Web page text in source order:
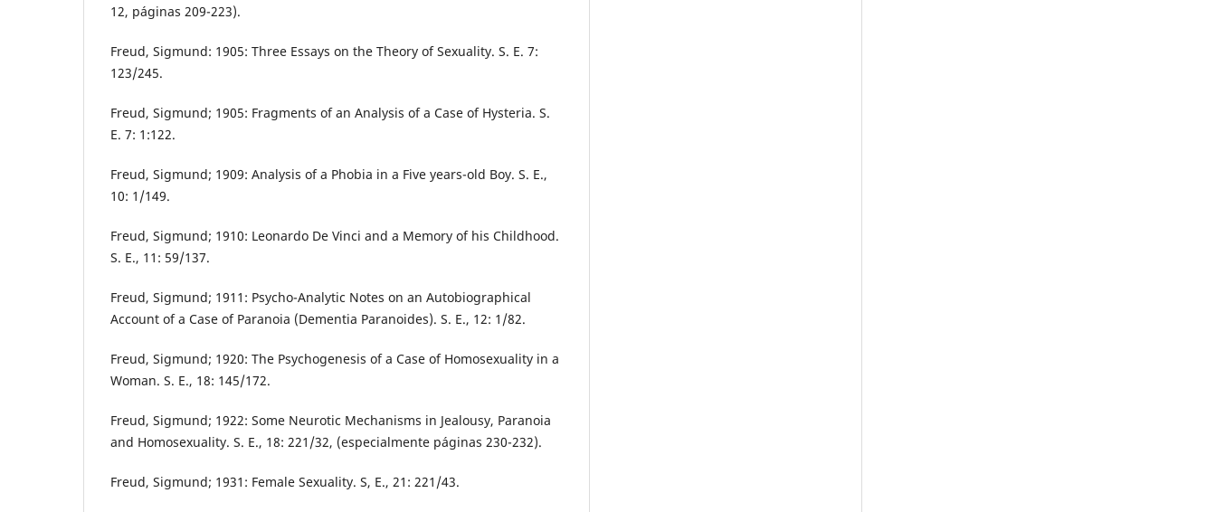
12, páginas 209-223).
Freud, Sigmund: 1905: Three Essays on the Theory of Sexuality. S. E. 7:
123/245.
Freud, Sigmund; 1905: Fragments of an Analysis of a Case of Hysteria. S.
E. 7: 1:122.
Freud, Sigmund; 1909: Analysis of a Phobia in a Five years-old Boy. S. E.,
10: 1/149.
Freud, Sigmund; 1910: Leonardo De Vinci and a Memory of his Childhood.
S. E., 11: 59/137.
Freud, Sigmund; 1911: Psycho-Analytic Notes on an Autobiographical
Account of a Case of Paranoia (Dementia Paranoides). S. E., 12: 1/82.
Freud, Sigmund; 1920: The Psychogenesis of a Case of Homosexuality in a
Woman. S. E., 18: 145/172.
Freud, Sigmund; 1922: Some Neurotic Mechanisms in Jealousy, Paranoia
and Homosexuality. S. E., 18: 221/32, (especialmente páginas 230-232).
Freud, Sigmund; 1931: Female Sexuality. S, E., 21: 221/43.